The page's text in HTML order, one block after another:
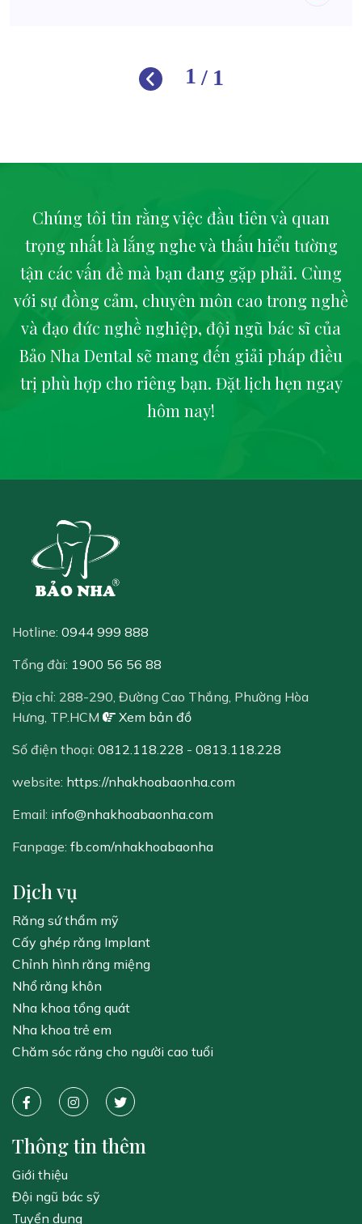
1 / 1
Chúng tôi tin rằng việc đầu tiên và quan
trọng nhất là lắng nghe và thấu hiểu tường
tận các vấn đề mà bạn đang gặp phải. Cùng
với sự đồng cảm, chuyên môn cao trong nghề
và đạo đức nghề nghiệp, đội ngũ bác sĩ của
Bảo Nha Dental sẽ mang đến giải pháp điều
trị phù hợp cho riêng bạn. Đặt lịch hẹn ngay
hôm nay!
Hotline: 0944 999 888
Tổng đài: 1900 56 56 88
Địa chỉ: 288-290, Đường Cao Thắng, Phường Hòa
Hưng, TP.HCM
Xem bản đồ
Số điện thoại: 0812.118.228 - 0813.118.228
website: https://nhakhoabaonha.com
Email: info@nhakhoabaonha.com
Fanpage: fb.com/nhakhoabaonha
Dịch vụ
Răng sứ thẩm mỹ
Cấy ghép răng Implant
Chỉnh hình răng miệng
Nhổ răng khôn
Nha khoa tổng quát
Nha khoa trẻ em
Chăm sóc răng cho người cao tuổi
Thông tin thêm
Giới thiệu
Đội ngũ bác sỹ
Tuyển dụng